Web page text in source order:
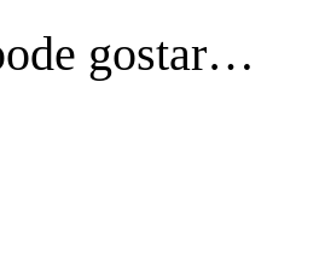
gostar…